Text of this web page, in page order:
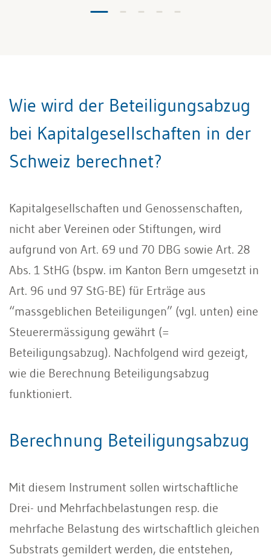
Wie wird der Beteiligungsabzug
bei Kapitalgesellschaften in der
Schweiz berechnet?
Kapitalgesellschaften und Genossenschaften,
nicht aber Vereinen oder Stiftungen, wird
aufgrund von Art. 69 und 70 DBG sowie Art. 28
Abs. 1 StHG (bspw. im Kanton Bern umgesetzt in
Art. 96 und 97 StG-BE) für Erträge aus
“massgeblichen Beteiligungen” (vgl. unten) eine
Steuerermässigung gewährt (=
Beteiligungsabzug). Nachfolgend wird gezeigt,
wie die Berechnung Beteiligungsabzug
funktioniert.
Berechnung Beteiligungsabzug
Mit diesem Instrument sollen wirtschaftliche
Drei- und Mehrfachbelastungen resp. die
mehrfache Belastung des wirtschaftlich gleichen
Substrats gemildert werden, die entstehen,